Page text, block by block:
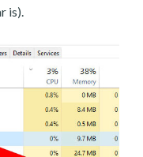
is).